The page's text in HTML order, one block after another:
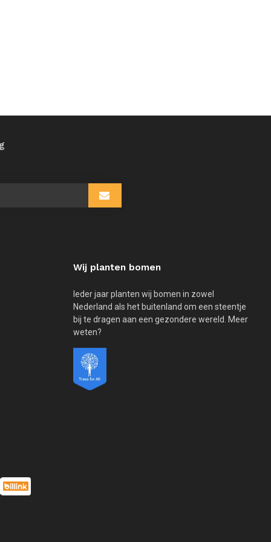
Wij planten bomen
Ieder jaar planten wij bomen in zowel
Nederland als het buitenland om een steentje
bij te dragen aan een gezondere wereld. Meer
weten?